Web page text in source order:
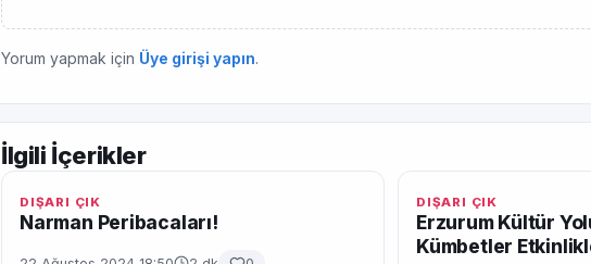
Yorum yapmak için Üye girişi yapın.
İlgili İçerikler
DIŞARI ÇIK
Narman Peribacaları!
DIŞARI ÇIK
Erzurum Kültür
Kümbetler